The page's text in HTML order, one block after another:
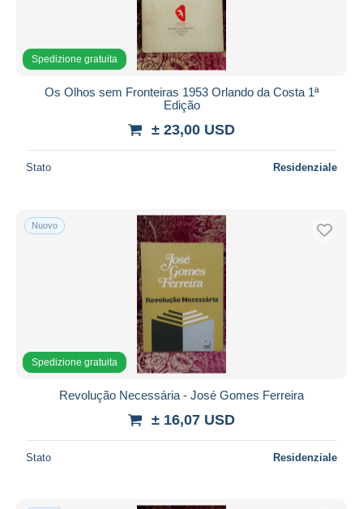
Spedizione gratuita
Os Olhos sem Fronteiras 1953 Orlando da Costa 1ª
Edição
± 23,00 USD
Stato Residenziale
Nuovo
Spedizione gratuita
Revolução Necessária - José Gomes Ferreira
± 16,07 USD
Stato Residenziale